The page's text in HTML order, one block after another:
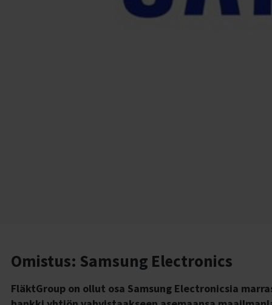
Omistus: Samsung Electronics
FläktGroup on ollut osa Samsung Electronicsia